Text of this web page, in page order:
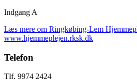
Indgang A
Læs mere om Ringkøbing-Lem
www.hjemmeplejen.rksk.dk
Telefon
Tlf. 9974 2424